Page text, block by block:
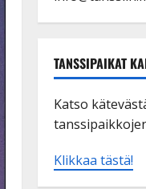
TANSSIPAIKAT
Katso
Klikkaa tästä!